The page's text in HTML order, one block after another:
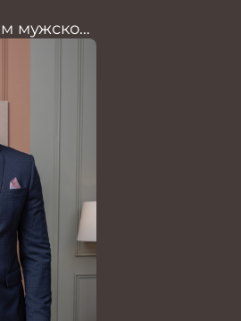
мужской